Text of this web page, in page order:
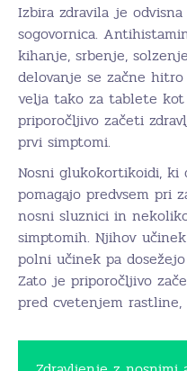
Izbira zdravila je
sogovornica.
kihanje, srbenje,
delovanje se začne
velja tako za tablete
priporočljivo začeti
prvi simptomi.
Nosni glukokortikoidi,
pomagajo predvsem pri
nosni sluznici in
simptomih. Njihov
polni učinek pa
Zato je priporočljivo
pred cvetenjem